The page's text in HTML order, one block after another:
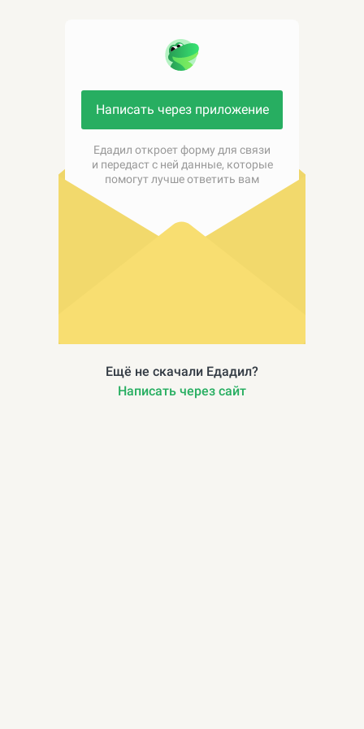
Написать через приложение
Едадил откроет форму для связи
и передаст с ней данные, которые
помогут лучше ответить вам
Ещё не скачали Едадил?
Написать через сайт